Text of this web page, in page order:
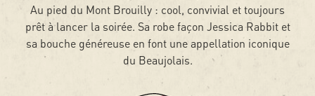
Au pied du Mont Brouilly : cool, convivial et toujours
prêt à lancer la soirée. Sa robe façon Jessica Rabbit et
sa bouche généreuse en font une appellation iconique
du Beaujolais.